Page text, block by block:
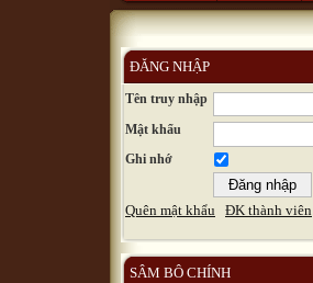
ĐĂNG NHẬP
Tên truy nhập
Mật khẩu
Ghi nhớ
Quên mật khẩu ĐK thành viên
SÂM BÔ CHÍNH